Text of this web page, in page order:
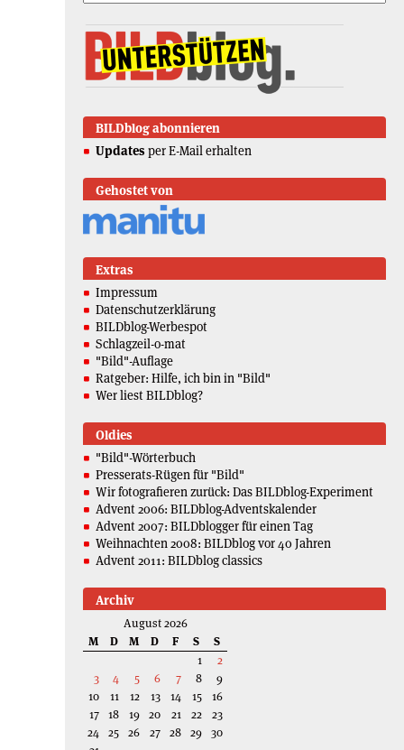
BILDblog abonnieren
Updates per E-Mail erhalten
Gehostet von
Extras
Impressum
Datenschutzerklärung
BILDblog-Werbespot
Schlagzeil-o-mat
"Bild"-Auflage
Ratgeber: Hilfe, ich bin in "Bild"
Wer liest BILDblog?
Oldies
"Bild"-Wörterbuch
Presserats-Rügen für "Bild"
Wir fotografieren zurück: Das BILDblog-Experiment
Advent 2006: BILDblog-Adventskalender
Advent 2007: BILDblogger für einen Tag
Weihnachten 2008: BILDblog vor 40 Jahren
Advent 2011: BILDblog classics
Archiv
August 2026
M
D M D F S
S
1
2
3
4 5 6 7 8
9
10
11 12 13 14 15
16
17 18 19 20 21 22
23
24 25 26 27 28 29 30